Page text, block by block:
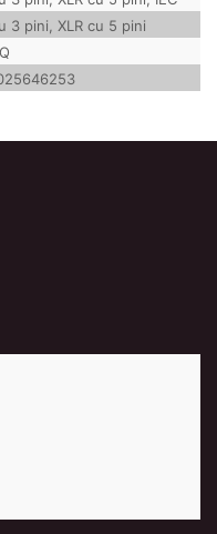
3 pini, XLR cu 5 pini